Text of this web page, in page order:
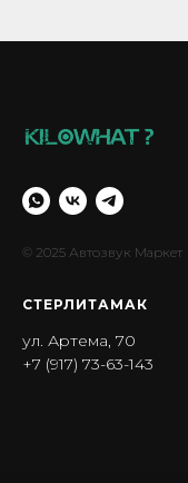
© 2025 Автозвук Маркет
СТЕРЛИТАМАК
ул. Артема, 70
+7 (917) 73-63-143